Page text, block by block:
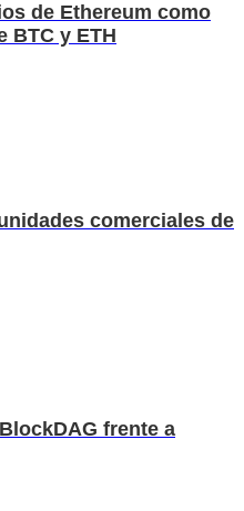
de Ethereum como
BTC y ETH
comerciales de
frente a